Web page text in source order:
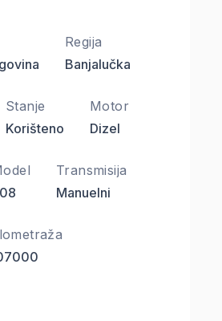
Regija
Banjalučka
Stanje
Korišteno
Motor
Dizel
Transmisija
Manuelni